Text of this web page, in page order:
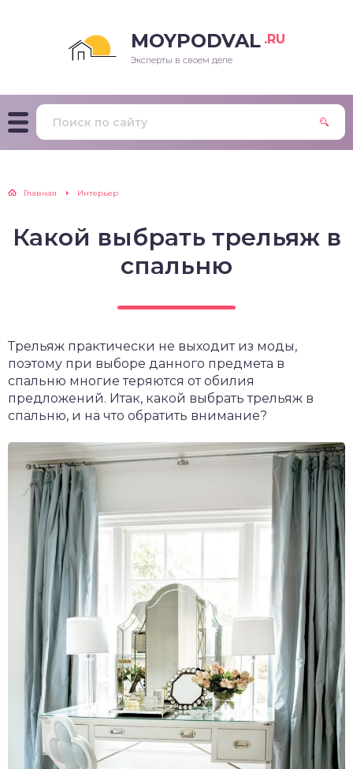
MOYPODVAL .RU
Эксперты в своем деле
Главная Интерьер
Какой выбрать трельяж в
спальню
Трельяж практически не выходит из моды,
поэтому при выборе данного предмета в
спальню многие теряются от обилия
предложений. Итак, какой выбрать трельяж в
спальню, и на что обратить внимание?